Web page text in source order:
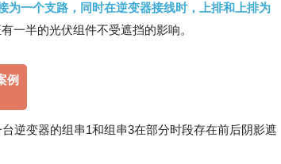
为一个支路，同时在逆变器接线时，上排和上排为
一半的光伏组件不受遮挡的影响。
例
逆变器的组串1和组串3在部分时段存在前后阴影遮